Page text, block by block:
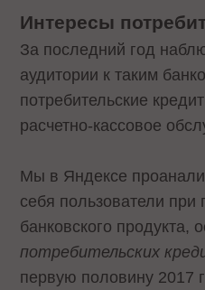
Интересы
За последний год
аудитории к таким
потребительские
расчетно-кассовое
Мы в Яндексе
себя пользователи при
банковского продукта,
потребительских
первую половину 2017